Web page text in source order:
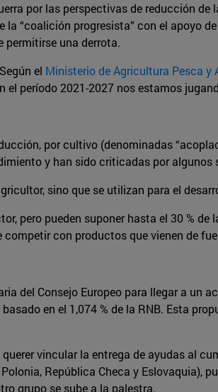
por las perspectivas de reducción
“coalición progresista” con el apoyo
permitirse una derrota.
el Ministerio de Agricultura Pesca y
período 2021-2027 nos estamos
por cultivo (denominadas
y han sido criticadas por algunos
sino que se utilizan para el
pero pueden suponer hasta el 30 %
con productos que vienen de
del Consejo Europeo para llegar a un
en el 1,074 % de la RNB. Esta
vincular la entrega de ayudas al
República Checa y Eslovaquia),
grupo se sube a la palestra.